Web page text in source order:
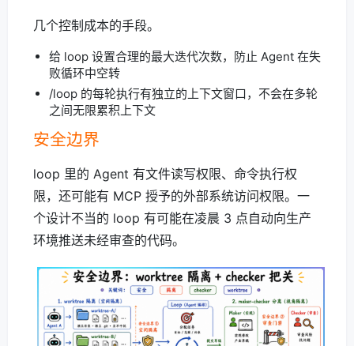
几个控制成本的手段。
给 loop 设置合理的最大迭代次数，防止 Agent 在失
败循环中空转
/loop 的每轮执行有独立的上下文窗口，不会在多轮
之间无限累积上下文
安全边界
loop 里的 Agent 有文件读写权限、命令执行权
限，还可能有 MCP 授予的外部系统访问权限。一
个设计不当的 loop 有可能在凌晨 3 点自动向生产
环境推送未经审查的代码。